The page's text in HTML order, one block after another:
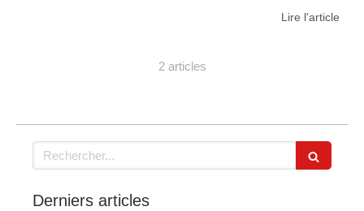
Lire l'article
2 articles
Rechercher
Derniers articles